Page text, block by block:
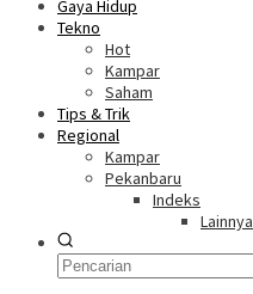
Gaya Hidup
Tekno
Hot
Kampar
Saham
Tips & Trik
Regional
Kampar
Pekanbaru
Indeks
Lainnya